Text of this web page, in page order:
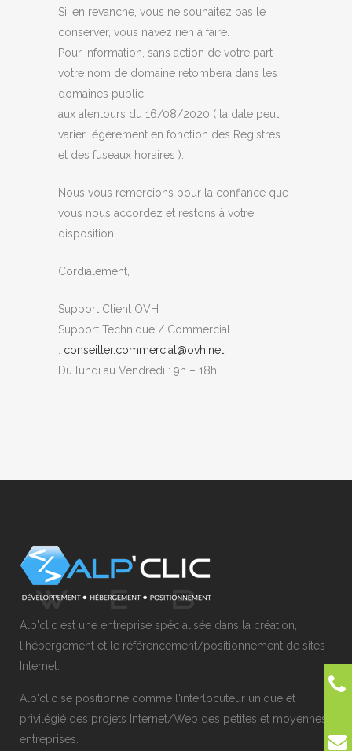
Si, en revanche, vous ne souhaitez pas le
conserver, vous n’avez rien à faire.
Pour information, sans action de votre part
votre nom de domaine retombera dans les
domaines public
aux alentours du 16/08/2020 ( la date peut
varier légèrement en fonction des Registres
et des fuseaux horaires ).
Nous vous remercions pour la confiance que
vous nous accordez et restons à votre
disposition.
Cordialement,
Support Client OVH
Support Technique / Commercial
: conseiller.commercial@ovh.net
Du lundi au Vendredi : 9h – 18h
Alp'clic est une entreprise spécialisée dans la création,
l'hébergement et le référencement/positionnement de sites
Internet.
Alp'clic se positionne comme l'interlocuteur unique et
privilégié des projets Internet/Web des petites et moyennes
entreprises.